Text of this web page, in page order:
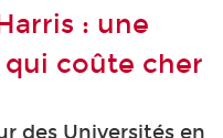
: une
qui coûte cher
des Universités en